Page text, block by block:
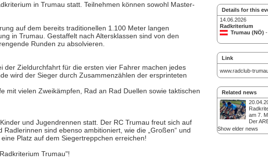
Details for this
14.06.2026
Radkriterium
Trumau (NÖ)
Link
www.radclub-
Related news
am 7.
Der
Trumau veranstaltet
Pause wieder das
Show elder news
in Trumau statt. Teilnehmen können sowohl Master-
auf dem bereits traditionellen 1.100 Meter langen
in Trumau. Gestaffelt nach Altersklassen sind von den
Runden zu absolvieren.
der Zieldurchfahrt für die ersten vier Fahrer machen jedes
wird der Sieger durch Zusammenzählen der ersprinteten
mit vielen Zweikämpfen, Rad an Rad Duellen sowie taktischen
und Jugendrennen statt. Der RC Trumau freut sich auf
sind ebenso ambitioniert, wie die „Großen“ und
Platz auf dem Siegertreppchen erreichen!
Trumau"!